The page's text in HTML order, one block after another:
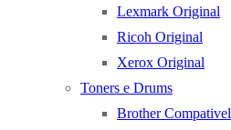
Lexmark Original
Ricoh Original
Xerox Original
Toners e Drums
Brother Compativel